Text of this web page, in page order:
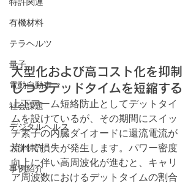
有機材料
テラヘルツ
量子
電動自動車
社会課題
デジタルヘルス
大学特許
事例紹介
大型化および高コスト化を抑制
しつつデッドタイムを短縮する
上下アーム短絡防止としてデットタイ
ムを設けているが、その期間にスイッ
チ素子の内臓ダイオードに還流電流が
流れて損失が発生します。パワー密度
向上に伴い高周波化が進むと、キャリ
ア周波数におけるデットタイムの割合